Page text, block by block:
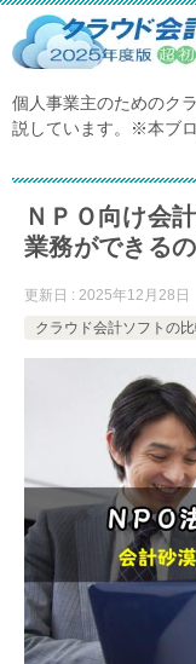
個人事業主のためのク
説しています。※本ブ
ＮＰＯ向け会
業務ができる
更新日 : 2025年12月28日
クラウド会計ソフトの